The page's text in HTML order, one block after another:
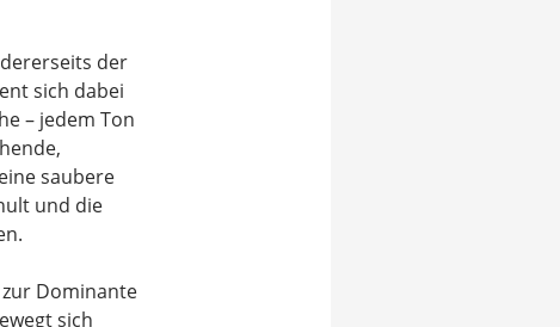
der
sich dabei
– jedem Ton
saubere
und die
Dominante
sich